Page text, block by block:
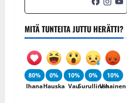
MITÄ TUNTEITA JUTTU HERÄTTI?
80%
Ihana
0%
Hauska
10%
Vau
0%
Surullinen
10%
Vihainen